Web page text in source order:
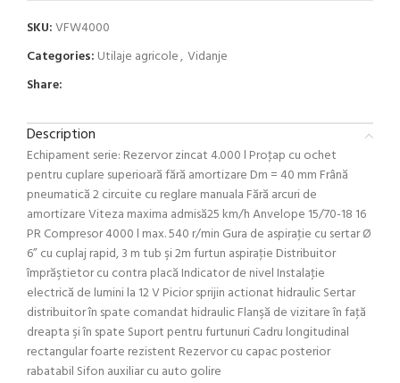
SKU:VFW4000
Categories: Utilaje agricole, Vidanje
Share:
Description
Echipament serie: Rezervor zincat 4.000 l Proţap cu ochet
pentru cuplare superioară fără amortizare Dm = 40 mm Frână
pneumatică 2 circuite cu reglare manuala Fără arcuri de
amortizare Viteza maxima admisă25 km/h Anvelope 15/70-18 16
PR Compresor 4000 l max. 540 r/min Gura de aspiraţie cu sertar Ø
6” cu cuplaj rapid, 3 m tub şi 2m furtun aspiraţie Distribuitor
împrăştietor cu contra placă Indicator de nivel Instalaţie
electrică de lumini la 12 V Picior sprijin actionat hidraulic Sertar
distribuitor în spate comandat hidraulic Flanşă de vizitare în faţă
dreapta şi în spate Suport pentru furtunuri Cadru longitudinal
rectangular foarte rezistent Rezervor cu capac posterior
rabatabil Sifon auxiliar cu auto golire